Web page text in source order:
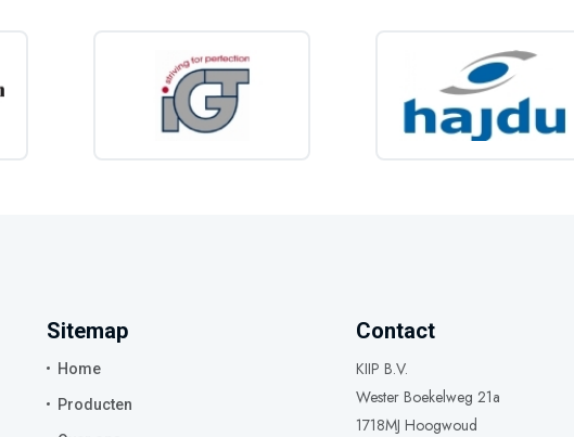
Sitemap
Home
Producten
Contact
KIIP B.V.
Wester Boekelweg 21a
1718MJ Hoogwoud